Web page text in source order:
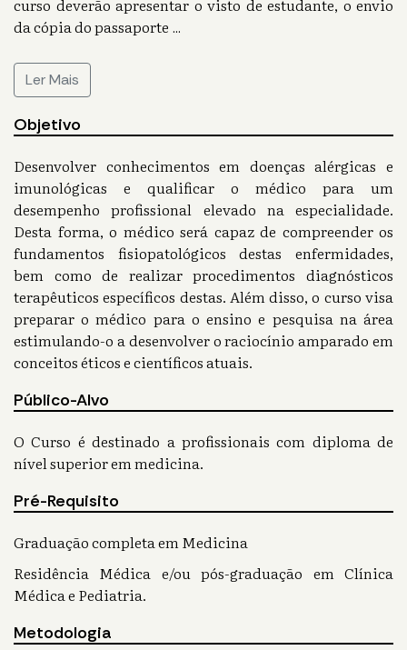
curso deverão apresentar o visto de estudante, o envio
da cópia do passaporte ...
Ler Mais
Objetivo
Desenvolver conhecimentos em doenças alérgicas e
imunológicas e qualificar o médico para um
desempenho profissional elevado na especialidade.
Desta forma, o médico será capaz de compreender os
fundamentos fisiopatológicos destas enfermidades,
bem como de realizar procedimentos diagnósticos
terapêuticos específicos destas. Além disso, o curso visa
preparar o médico para o ensino e pesquisa na área
estimulando-o a desenvolver o raciocínio amparado em
conceitos éticos e científicos atuais.
Público-Alvo
O Curso é destinado a profissionais com diploma de
nível superior em medicina.
Pré-Requisito
Graduação completa em Medicina
Residência Médica e/ou pós-graduação em Clínica
Médica e Pediatria.
Metodologia